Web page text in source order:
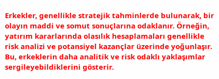
Erkekler, genellikle stratejik tahminlerde bulunarak, bir
olayın maddi ve somut sonuçlarına odaklanır. Örneğin,
yatırım kararlarında olasılık hesaplamaları genellikle
risk analizi ve potansiyel kazançlar üzerinde yoğunlaşır.
Bu, erkeklerin daha analitik ve risk odaklı yaklaşımlar
sergileyebildiklerini gösterir.